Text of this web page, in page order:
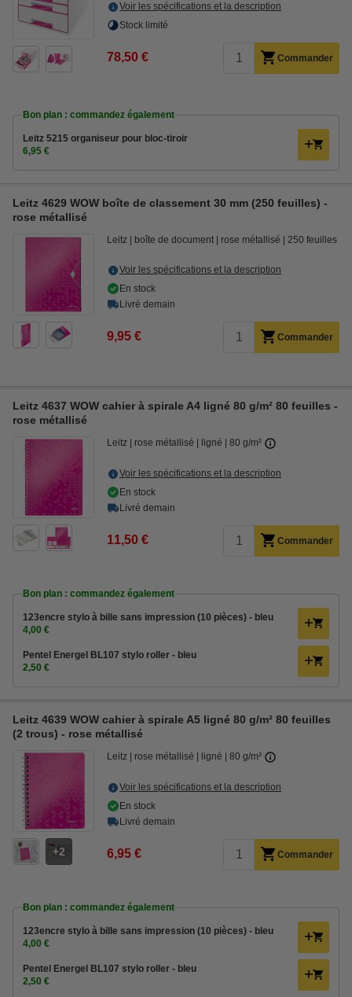
Voir les spécifications et la description
Stock limité
78,50 € Commander
Bon plan : commandez également
Leitz 5215 organiseur pour bloc-tiroir
6,95 €
Leitz 4629 WOW boîte de classement 30 mm (250 feuilles) -
rose métallisé
Leitz boîte de document rose métallisé 250 feuilles
Voir les spécifications et la description
En stock
Livré demain
9,95 € Commander
Leitz 4637 WOW cahier à spirale A4 ligné 80 g/m² 80 feuilles -
rose métallisé
Leitz rose métallisé ligné 80 g/m²
Voir les spécifications et la description
En stock
Livré demain
11,50 € Commander
Bon plan : commandez également
123encre stylo à bille sans impression (10 pièces) - bleu
4,00 €
Pentel Energel BL107 stylo roller - bleu
2,50 €
Leitz 4639 WOW cahier à spirale A5 ligné 80 g/m² 80 feuilles
(2 trous) - rose métallisé
2
Leitz rose métallisé ligné 80 g/m²
Voir les spécifications et la description
En stock
Livré demain
6,95 € Commander
Bon plan : commandez également
123encre stylo à bille sans impression (10 pièces) - bleu
4,00 €
Pentel Energel BL107 stylo roller - bleu
2,50 €